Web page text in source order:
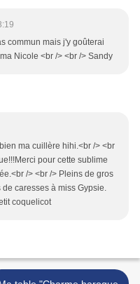
commun mais j'y goûterai
Nicole <br /> <br /> Sandy
ma cuillère hihi.<br /> <br
pour cette sublime
/> <br /> Pleins de gros
caresses à miss Gypsie.
coquelicot